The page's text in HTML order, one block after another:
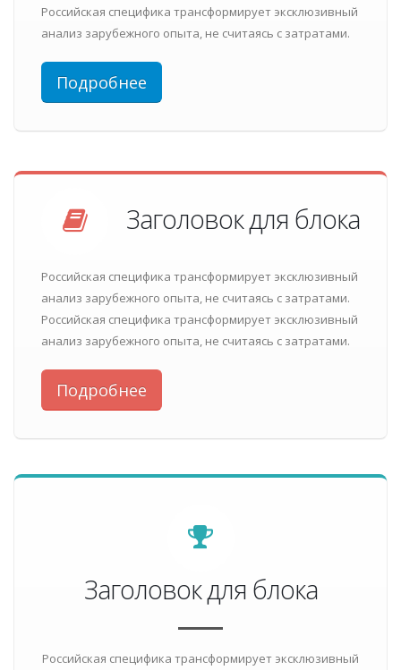
Российская специфика трансформирует эксклюзивный
анализ зарубежного опыта, не считаясь с затратами.
Подробнее
Заголовок для блока
Российская специфика трансформирует эксклюзивный
анализ зарубежного опыта, не считаясь с затратами.
Российская специфика трансформирует эксклюзивный
анализ зарубежного опыта, не считаясь с затратами.
Подробнее
Заголовок для блока
Российская специфика трансформирует эксклюзивный